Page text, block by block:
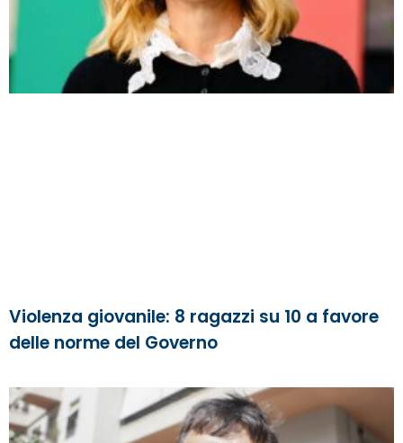
Violenza giovanile: 8 ragazzi su 10 a favore
delle norme del Governo